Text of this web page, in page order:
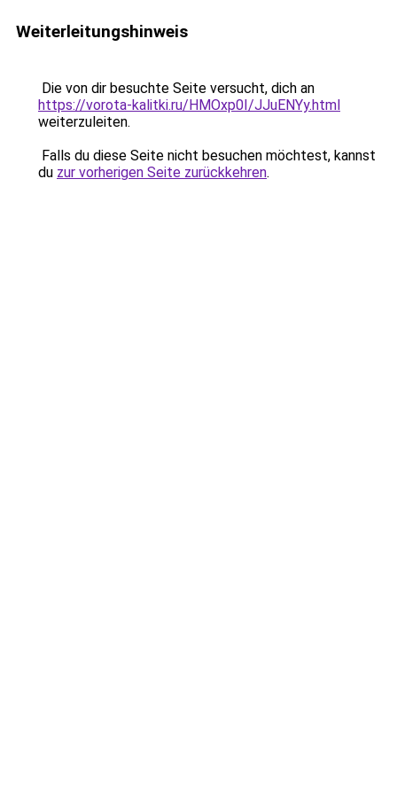
Weiterleitungshinweis
Die von dir besuchte Seite versucht, dich an
https://vorota-kalitki.ru/HMOxp0I/JJuENYy.html
weiterzuleiten.
Falls du diese Seite nicht besuchen möchtest, kannst
du zur vorherigen Seite zurückkehren.